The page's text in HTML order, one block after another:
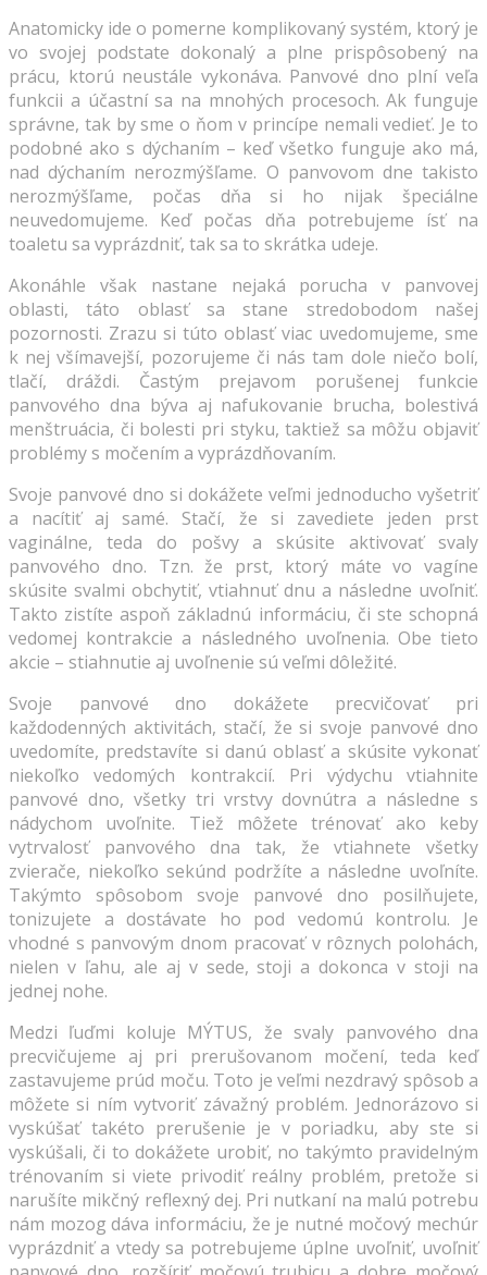
Anatomicky ide o pomerne komplikovaný systém, ktorý je
vo svojej podstate dokonalý a plne prispôsobený na
prácu, ktorú neustále vykonáva. Panvové dno plní veľa
funkcii a účastní sa na mnohých procesoch. Ak funguje
správne, tak by sme o ňom v princípe nemali vedieť. Je to
podobné ako s dýchaním – keď všetko funguje ako má,
nad dýchaním nerozmýšľame. O panvovom dne takisto
nerozmýšľame, počas dňa si ho nijak špeciálne
neuvedomujeme. Keď počas dňa potrebujeme ísť na
toaletu sa vyprázdniť, tak sa to skrátka udeje.
Akonáhle však nastane nejaká porucha v panvovej
oblasti, táto oblasť sa stane stredobodom našej
pozornosti. Zrazu si túto oblasť viac uvedomujeme, sme
k nej všímavejší, pozorujeme či nás tam dole niečo bolí,
tlačí, dráždi. Častým prejavom porušenej funkcie
panvového dna býva aj nafukovanie brucha, bolestivá
menštruácia, či bolesti pri styku, taktiež sa môžu objaviť
problémy s močením a vyprázdňovaním.
Svoje panvové dno si dokážete veľmi jednoducho vyšetriť
a nacítiť aj samé. Stačí, že si zavediete jeden prst
vaginálne, teda do pošvy a skúsite aktivovať svaly
panvového dno. Tzn. že prst, ktorý máte vo vagíne
skúsite svalmi obchytiť, vtiahnuť dnu a následne uvoľniť.
Takto zistíte aspoň základnú informáciu, či ste schopná
vedomej kontrakcie a následného uvoľnenia. Obe tieto
akcie – stiahnutie aj uvoľnenie sú veľmi dôležité.
Svoje panvové dno dokážete precvičovať pri
každodenných aktivitách, stačí, že si svoje panvové dno
uvedomíte, predstavíte si danú oblasť a skúsite vykonať
niekoľko vedomých kontrakcií. Pri výdychu vtiahnite
panvové dno, všetky tri vrstvy dovnútra a následne s
nádychom uvoľnite. Tiež môžete trénovať ako keby
vytrvalosť panvového dna tak, že vtiahnete všetky
zvierače, niekoľko sekúnd podržíte a následne uvoľníte.
Takýmto spôsobom svoje panvové dno posilňujete,
tonizujete a dostávate ho pod vedomú kontrolu. Je
vhodné s panvovým dnom pracovať v rôznych polohách,
nielen v ľahu, ale aj v sede, stoji a dokonca v stoji na
jednej nohe.
Medzi ľuďmi koluje MÝTUS, že svaly panvového dna
precvičujeme aj pri prerušovanom močení, teda keď
zastavujeme prúd moču. Toto je veľmi nezdravý spôsob a
môžete si ním vytvoriť závažný problém. Jednorázovo si
vyskúšať takéto prerušenie je v poriadku, aby ste si
vyskúšali, či to dokážete urobiť, no takýmto pravidelným
trénovaním si viete privodiť reálny problém, pretože si
narušíte mikčný reflexný dej. Pri nutkaní na malú potrebu
nám mozog dáva informáciu, že je nutné močový mechúr
vyprázdniť a vtedy sa potrebujeme úplne uvoľniť, uvoľniť